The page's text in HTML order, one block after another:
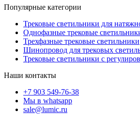
Популярные категории
Трековые светильники для
Однофазные трековые
Трехфазные трековые светильники
Шинопровод для трековых
Трековые светильники с
Наши контакты
+7 903 549-76-38
Мы в whatsapp
sale@lumic.ru